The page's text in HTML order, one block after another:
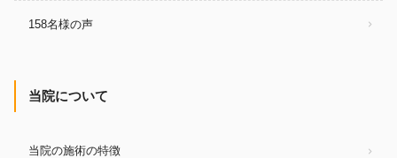
158名様の声
当院について
当院の施術の特徴